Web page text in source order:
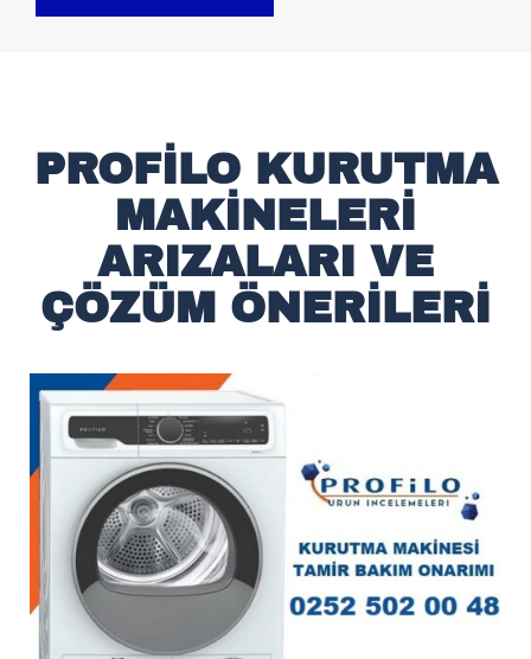
PROFILO KURUTMA
MAKINELERI
ARIZALARI VE
ÇÖZÜM ÖNERILERI